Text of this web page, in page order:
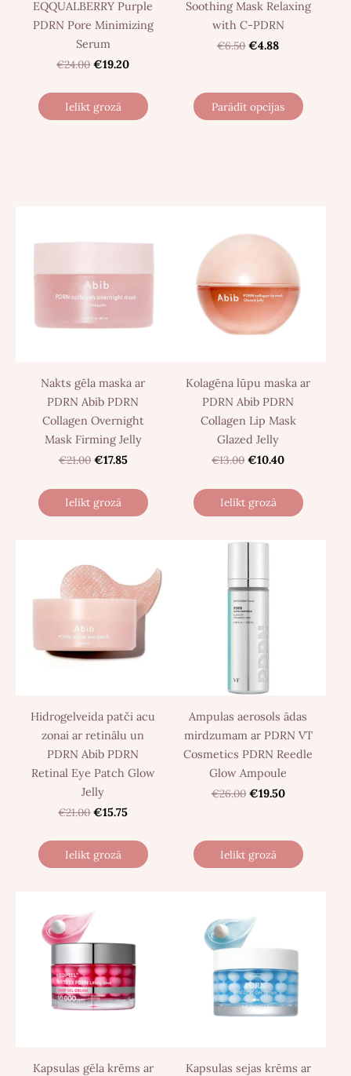
EQQUALBERRY Purple
PDRN Pore Minimizing
Serum
€24.00 €19.20
Ielikt grozā
Soothing Mask Relaxing
with C-PDRN
€6.50 €4.88
Parādīt opcijas
Nakts gēla maska ​​ar
PDRN Abib PDRN
Collagen Overnight
Mask Firming Jelly
€21.00 €17.85
Ielikt grozā
Kolagēna lūpu maska ​​ar
PDRN Abib PDRN
Collagen Lip Mask
Glazed Jelly
€13.00 €10.40
Ielikt grozā
Hidrogelveida patči acu
zonai ar retinālu un
PDRN Abib PDRN
Retinal Eye Patch Glow
Jelly
€21.00 €15.75
Ielikt grozā
Ampulas aerosols ādas
mirdzumam ar PDRN VT
Cosmetics PDRN Reedle
Glow Ampoule
€26.00 €19.50
Ielikt grozā
Kapsulas gēla krēms ar
Kapsulas sejas krēms ar